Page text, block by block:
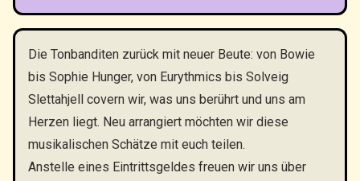
Die Tonbanditen zurück mit neuer Beute: von Bowie
bis Sophie Hunger, von Eurythmics bis Solveig
Slettahjell covern wir, was uns berührt und uns am
Herzen liegt. Neu arrangiert möchten wir diese
musikalischen Schätze mit euch teilen.
Anstelle eines Eintrittsgeldes freuen wir uns über